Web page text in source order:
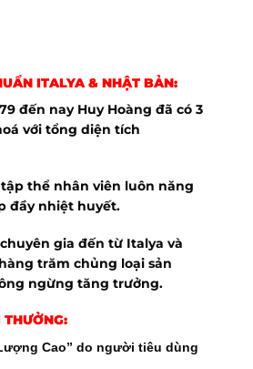
ITALYA & NHẬT BẢN:
đến nay Huy Hoàng đã có 3
với tổng diện tích
thể nhân viên luôn năng
đầy nhiệt huyết.
gia đến từ Italya và
trăm chủng loại sản
ngừng tăng trưởng.
Cao” do người tiêu dùng